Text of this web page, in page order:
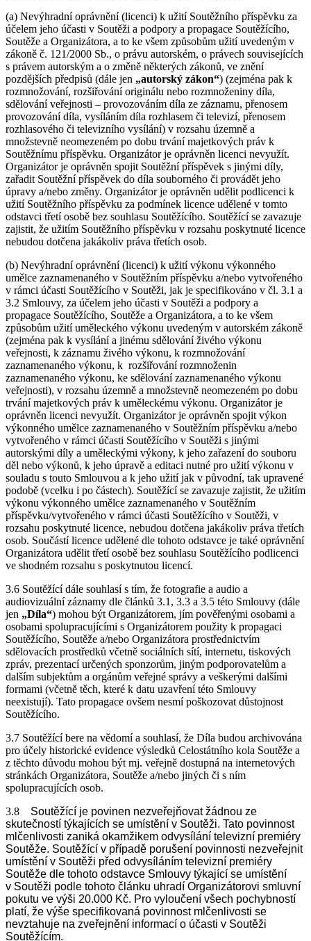
(a) Nevýhradní oprávnění (licenci) k užití Soutěžního příspěvku za
účelem jeho účasti v Soutěži a podpory a propagace Soutěžícího,
Soutěže a Organizátora, a to ke všem způsobům užití uvedeným v
zákoně č. 121/2000 Sb., o právu autorském, o právech souvisejících
s právem autorským a o změně některých zákonů, ve znění
pozdějších předpisů (dále jen „autorský zákon“) (zejména pak k
rozmnožování, rozšiřování originálu nebo rozmnoženiny díla,
sdělování veřejnosti – provozováním díla ze záznamu, přenosem
provozování díla, vysíláním díla rozhlasem či televizí, přenosem
rozhlasového či televizního vysílání) v rozsahu územně a
množstevně neomezeném po dobu trvání majetkových práv k
Soutěžnímu příspěvku. Organizátor je oprávněn licenci nevyužít.
Organizátor je oprávněn spojit Soutěžní příspěvek s jinými díly,
zařadit Soutěžní příspěvek do díla souborného či provádět jeho
úpravy a/nebo změny. Organizátor je oprávněn udělit podlicenci k
užití Soutěžního příspěvku za podmínek licence udělené v tomto
odstavci třetí osobě bez souhlasu Soutěžícího. Soutěžící se zavazuje
zajistit, že užitím Soutěžního příspěvku v rozsahu poskytnuté licence
nebudou dotčena jakákoliv práva třetích osob.
(b) Nevýhradní oprávnění (licenci) k užití výkonu výkonného
umělce zaznamenaného v Soutěžním příspěvku a/nebo vytvořeného
v rámci účasti Soutěžícího v Soutěži, jak je specifikováno v čl. 3.1 a
3.2 Smlouvy, za účelem jeho účasti v Soutěži a podpory a
propagace Soutěžícího, Soutěže a Organizátora, a to ke všem
způsobům užití uměleckého výkonu uvedeným v autorském zákoně
(zejména pak k vysílání a jinému sdělování živého výkonu
veřejnosti, k záznamu živého výkonu, k rozmnožování
zaznamenaného výkonu, k rozšiřování rozmnoženin
zaznamenaného výkonu, ke sdělování zaznamenaného výkonu
veřejnosti), v rozsahu územně a množstevně neomezeném po dobu
trvání majetkových práv k uměleckému výkonu. Organizátor je
oprávněn licenci nevyužít. Organizátor je oprávněn spojit výkon
výkonného umělce zaznamenaného v Soutěžním příspěvku a/nebo
vytvořeného v rámci účasti Soutěžícího v Soutěži s jinými
autorskými díly a uměleckými výkony, k jeho zařazení do souboru
děl nebo výkonů, k jeho úpravě a editaci nutné pro užití výkonu v
souladu s touto Smlouvou a k jeho užití jak v původní, tak upravené
podobě (vcelku i po částech). Soutěžící se zavazuje zajistit, že užitím
výkonu výkonného umělce zaznamenaného v Soutěžním
příspěvku/vytvořeného v rámci účasti Soutěžícího v Soutěži, v
rozsahu poskytnuté licence, nebudou dotčena jakákoliv práva třetích
osob. Součástí licence udělené dle tohoto odstavce je také oprávnění
Organizátora udělit třetí osobě bez souhlasu Soutěžícího podlicenci
ve shodném rozsahu s poskytnutou licencí.
3.6 Soutěžící dále souhlasí s tím, že fotografie a audio a
audiovizuální záznamy dle článků 3.1, 3.3 a 3.5 této Smlouvy (dále
jen „Díla“) mohou být Organizátorem, jím pověřenými osobami a
osobami spolupracujícími s Organizátorem použity k propagaci
Soutěžícího, Soutěže a/nebo Organizátora prostřednictvím
sdělovacích prostředků včetně sociálních sítí, internetu, tiskových
zpráv, prezentací určených sponzorům, jiným podporovatelům a
dalším subjektům a orgánům veřejné správy a veškerými dalšími
formami (včetně těch, které k datu uzavření této Smlouvy
neexistují). Tato propagace ovšem nesmí poškozovat důstojnost
Soutěžícího.
3.7 Soutěžící bere na vědomí a souhlasí, že Díla budou archivována
pro účely historické evidence výsledků Celostátního kola Soutěže a
z těchto důvodu mohou být mj. veřejně dostupná na internetových
stránkách Organizátora, Soutěže a/nebo jiných či s ním
spolupracujících osob.
3.8
Soutěžící je povinen nezveřejňovat žádnou ze
skutečností týkajících se umístění v Soutěži. Tato povinnost
mlčenlivosti zaniká okamžikem odvysílání televizní premiéry
Soutěže. Soutěžící v případě porušení povinnosti nezveřejnit
umístění v Soutěži před odvysíláním televizní premiéry
Soutěže dle tohoto odstavce Smlouvy týkající se umístění
v Soutěži podle tohoto článku uhradí Organizátorovi smluvní
pokutu ve výši 20.000 Kč. Pro vyloučení všech pochybností
platí, že výše specifikovaná povinnost mlčenlivosti se
nevztahuje na zveřejnění informací o účasti v Soutěži
Soutěžícím.